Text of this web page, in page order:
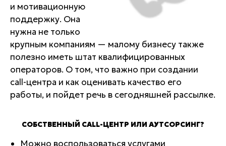
и мотивационную
поддержку. Она
нужна не только
крупным компаниям — малому бизнесу также
полезно иметь штат квалифицированных
операторов. О том, что важно при создании
call-центра и как оценивать качество его
работы, и пойдет речь в сегодняшней рассылке.
СОБСТВЕННЫЙ CALL-ЦЕНТР ИЛИ АУТСОРСИНГ?
Можно воспользоваться услугами